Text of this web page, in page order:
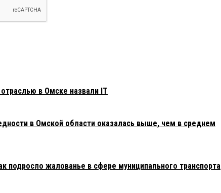
в Омске назвали IT
в Омской области оказалась выше, чем в среднем
подросло жалованье в сфере муниципального транспорта